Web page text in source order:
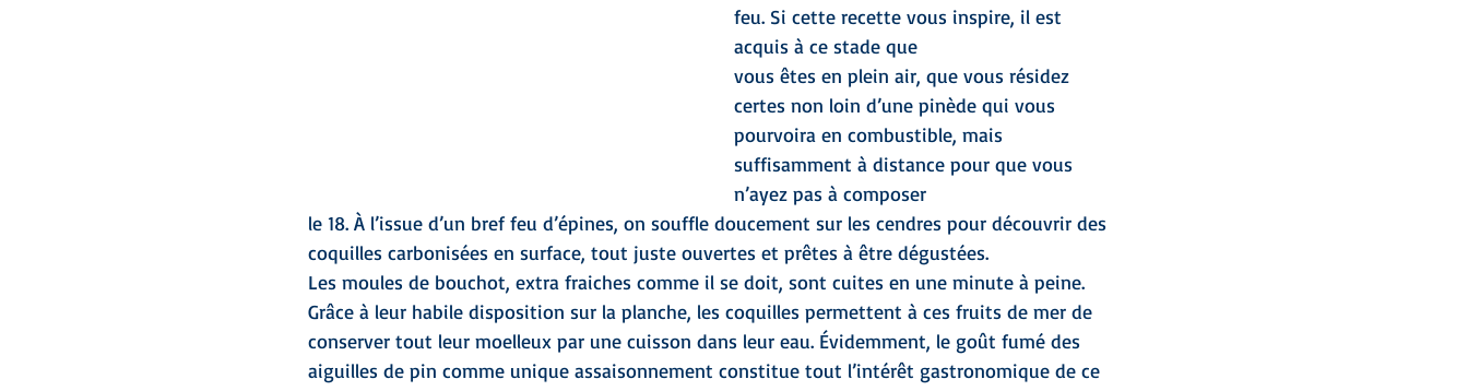
feu. Si cette recette vous inspire, il est
acquis à ce stade que
vous êtes en plein air, que vous résidez
certes non loin d’une pinède qui vous
pourvoira en combustible, mais
suffisamment à distance pour que vous
n’ayez pas à composer
le 18. À l’issue d’un bref feu d’épines, on souffle doucement sur les cendres pour découvrir des
coquilles carbonisées en surface, tout juste ouvertes et prêtes à être dégustées.
Les moules de bouchot, extra fraiches comme il se doit, sont cuites en une minute à peine.
Grâce à leur habile disposition sur la planche, les coquilles permettent à ces fruits de mer de
conserver tout leur moelleux par une cuisson dans leur eau. Évidemment, le goût fumé des
aiguilles de pin comme unique assaisonnement constitue tout l’intérêt gastronomique de ce